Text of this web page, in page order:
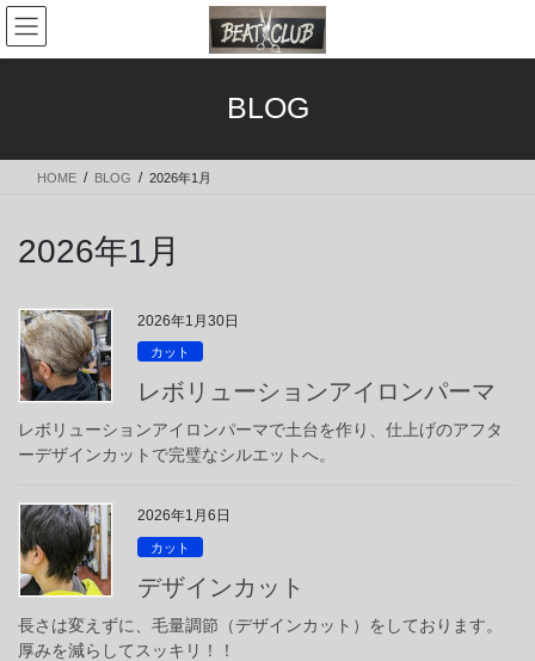
コ
ン
テ
ス
ナ
ビ
ゲ
ン
BLOG
HOME BLOG 2026年1月
2026年1月
2026年1月30日
カット
レボリューションアイロンパーマ
レボリューションアイロンパーマで土台を作り、仕上げのアフタ
ーデザインカットで完璧なシルエットへ。
2026年1月6日
カット
デザインカット
長さは変えずに、毛量調節（デザインカット）をしております。
厚みを減らしてスッキリ！！